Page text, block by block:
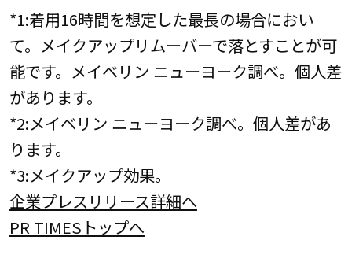
*1:着用16時間を想定した最長の場合におい
て。メイクアップリムーバーで落とすことが可
能です。メイベリン ニューヨーク調べ。個人差
があります。
*2:メイベリン ニューヨーク調べ。個人差があ
ります。
*3:メイクアップ効果。
企業プレスリリース詳細へ
PR TIMESトップへ